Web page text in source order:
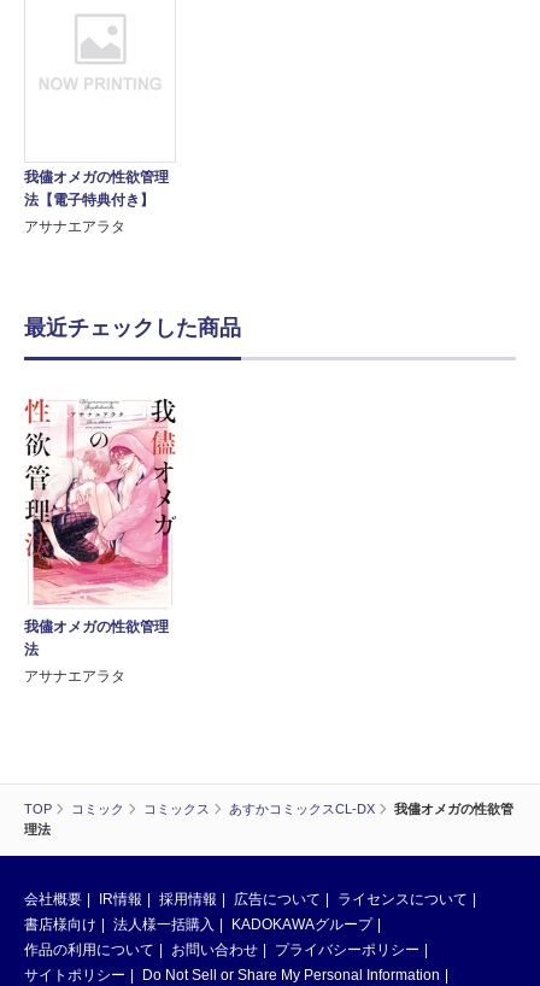
TOP コミック コミックス あすかコミックスCL-DX
我儘オメガの性欲管
理法
我儘オメガの性欲管理
法【電子特典付き】
アサナエアラタ
最近チェックした商品
我儘オメガの性欲管理
法
アサナエアラタ
会社概要 IR情報 採用情報 広告について
ライセンスについて
書店様向け
法人様一括購入
KADOKAWAグループ
作品の利用について
お問い合わせ
プライバシーポリシー
サイトポリシー
Do Not Sell or Share My Personal Information